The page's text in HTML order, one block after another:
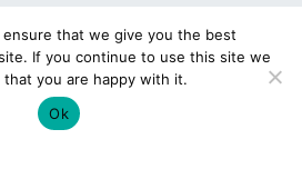
ensure that we give you the best
If you continue to use this site we
that you are happy with it.
Ok